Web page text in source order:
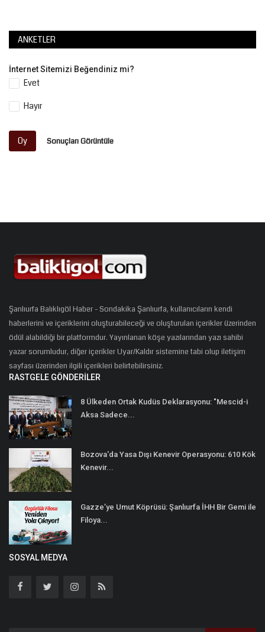
ANKETLER
İnternet Sitemizi Beğendiniz mi?
Evet
Hayır
Oy Sonuçları Görüntüle
Şanlıurfa Balıklıgöl Haber - Sondakika Şanlıurfa, kullanıcıların kendi
haberlerini ve içeriklerini oluşturabileceği ve oluşturulan içerikler üzerinden
ödül alabildiği bir platformdur. Yayınlanan köşe yazılarından yazı sahibi
yazar sorumludur, diğer içerikler Uyar/Kaldır sistemine tabi olup iletişim
sayfası üzerinden ilgili içerikleri belirtebilirsiniz.
RASTGELE GÖNDERILER
8 Ülkeden Ortak Kudüs Deklarasyonu: "Mescid-i
Aksa Sadece...
Bozova'da Yasa Dışı Kenevir Operasyonu: 610 Kök
Kenevir...
Gazze’ye Umut Köprüsü: Şanlıurfa İHH Bir Gemi ile
Filoya...
SOSYAL MEDYA